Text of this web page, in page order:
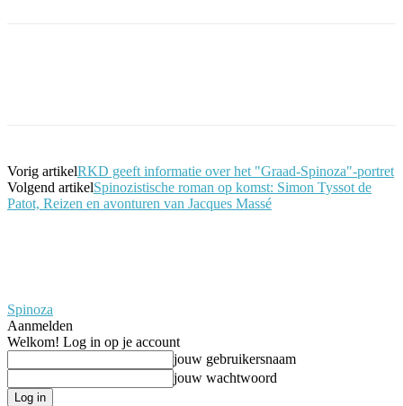
Vorig artikelRKD geeft informatie over het "Graad-Spinoza"-portret
Volgend artikelSpinozistische roman op komst: Simon Tyssot de
Patot, Reizen en avonturen van Jacques Massé
Spinoza
Aanmelden
Welkom! Log in op je account
jouw gebruikersnaam
jouw wachtwoord